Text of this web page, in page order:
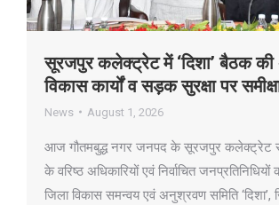
सूरजपुर कलेक्ट्रेट में ‘दिशा’ बैठक की
विकास कार्यों व सड़क सुरक्षा पर
News August 1, 2026
आज गौतमबुद्ध नगर जनपद के सूरजपुर कलेक्ट्रेट
के वरिष्ठ अधिकारियों एवं निर्वाचित जनप्रतिनिधियों
जिला विकास समन्वय एवं अनुश्रवण समिति ‘दिशा’,